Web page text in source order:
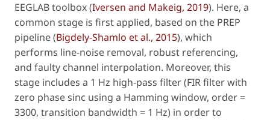
EEGLAB toolbox (Iversen and Makeig, 2019). Here, a
common stage is first applied, based on the PREP
pipeline (Bigdely-Shamlo et al., 2015), which
performs line-noise removal, robust referencing,
and faulty channel interpolation. Moreover, this
stage includes a 1 Hz high-pass filter (FIR filter with
zero phase sinc using a Hamming window, order =
3300, transition bandwidth = 1 Hz) in order to